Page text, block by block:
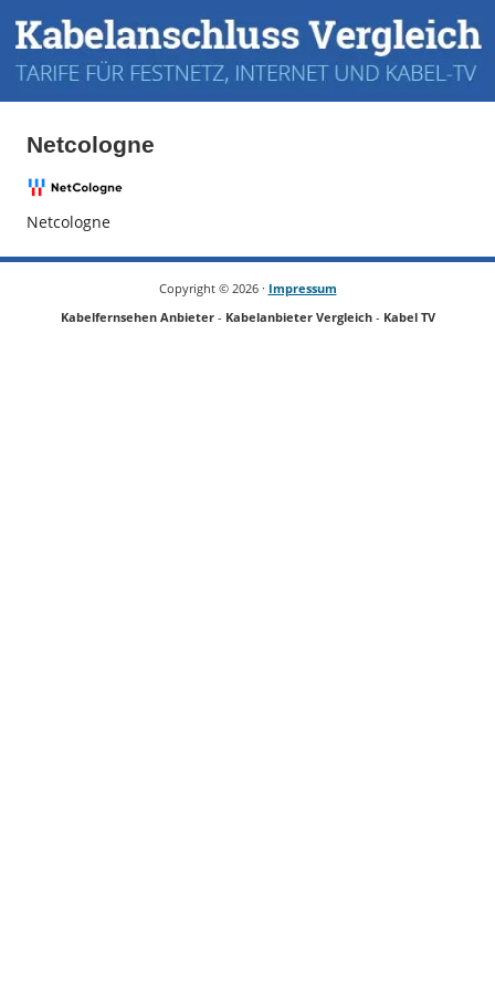
Netcologne
Netcologne
Copyright © 2026 · Impressum
Kabelfernsehen Anbieter- Kabelanbieter Vergleich- Kabel TV